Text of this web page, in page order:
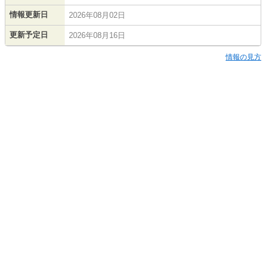
情報更新日 2026年08月02日
更新予定日 2026年08月16日
情報の見方